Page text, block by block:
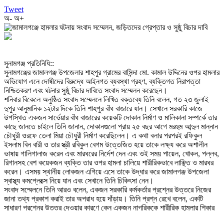
Tweet
অ- অ+
‎সুনামগঞ্জ প্রতিনিধি::
‎সুনামগঞ্জের জামালগঞ্জ উপজেলার শাহপুর গ্রামের বাসিন্দা মো. কামাল উদ্দিনের ওপর হামলার
অভিযোগ এনে দোষীদের বিরুদ্ধে আইনগত ব্যবস্থা গ্রহণ, ব্যক্তিগত নিরাপত্তা
নিশ্চিতকরণ এবং ঘটনার সুষ্ঠু বিচার দাবিতে সংবাদ সম্মেলন করেছেন।
‎শনিবার বিকেলে অনুষ্ঠিত সংবাদ সম্মেলনে লিখিত বক্তব্যে তিনি বলেন, গত ২৩ জুলাই
দুপুর আনুমানিক ১২টার দিকে তিনি শাহপুর বাঁধ বাজারে যান। সেখানে সরকারি কাজে
উপস্থিত একজন সার্ভেয়ার বাঁধ বাজারের কয়েকটি দোকান নির্মাণ ও মালিকানা সম্পর্কে তার
কাছে জানতে চাইলে তিনি জানান, দোকানগুলো প্রায় ২৫ বছর আগে মরহুম আব্দুল মান্নান
চৌধুরী ওরফে তেলা মিয়া চৌধুরী নির্মাণ করেছিলেন। এ কথা বলার পরপরই রফিকুল
ইসলাম বিন বারী ও তার স্ত্রী রবিকুল বেগম উত্তেজিত হয়ে তাকে লক্ষ্য করে অশালীন
ভাষায় গালিগালাজ করেন এবং মারধরের নির্দেশ দেন এবং ওই সময় পায়েল, খোকন, পল্লব,
রিগানসহ বেশ কয়েকজন ব্যক্তি তার ওপর হামলা চালিয়ে শারীরিকভাবে লাঞ্ছিত ও মারধর
করেন। এসময় স্থানীয় লোকজন এগিয়ে এসে তাকে উদ্ধার করে জামালগঞ্জ উপজেলা
স্বাস্থ্য কমপ্লেক্সে নিয়ে যান এবং সেখানে তিনি চিকিৎসা নেন।
‎সংবাদ সম্মেলনে তিনি আরও বলেন, একজন সরকারি কর্মকর্তার প্রশ্নের উত্তরে নিজের
জানা তথ্য প্রকাশ করাই তার অপরাধ হয়ে দাঁড়ায়। তিনি প্রশ্ন রেখে বলেন, একটি
সাধারণ প্রশ্নের উত্তর দেওয়ার কারণে কেন একজন নাগরিককে শারীরিক হামলার শিকার